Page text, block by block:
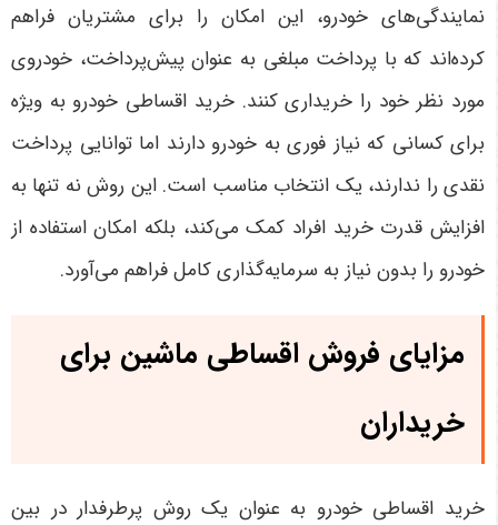
نمایندگی‌های خودرو، این امکان را برای مشتریان فراهم
کرده‌اند که با پرداخت مبلغی به عنوان پیش‌پرداخت، خودروی
مورد نظر خود را خریداری کنند. خرید اقساطی خودرو به ویژه
برای کسانی که نیاز فوری به خودرو دارند اما توانایی پرداخت
نقدی را ندارند، یک انتخاب مناسب است. این روش نه تنها به
افزایش قدرت خرید افراد کمک می‌کند، بلکه امکان استفاده از
خودرو را بدون نیاز به سرمایه‌گذاری کامل فراهم می‌آورد.
مزایای فروش اقساطی ماشین برای
خریداران
خرید اقساطی خودرو به عنوان یک روش پرطرفدار در بین